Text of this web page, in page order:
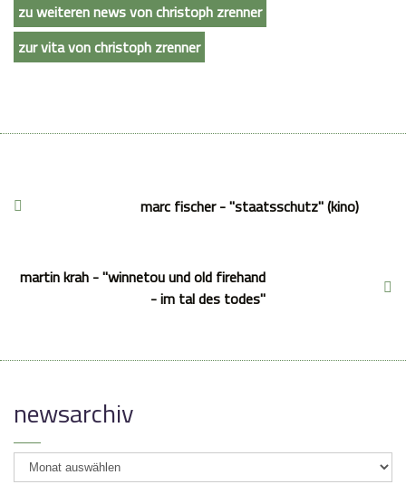
zu weiteren news von christoph zrenner
zur vita von christoph zrenner
marc fischer - "staatsschutz" (kino)
martin krah - "winnetou und old firehand
- im tal des todes"
newsarchiv
newsarchiv